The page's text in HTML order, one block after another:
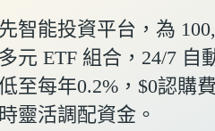
智能投資平台，為
元 ETF 組合，24/7 自
至每年0.2%，$0認購
靈活調配資金。